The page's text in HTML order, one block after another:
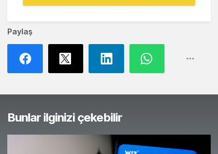
Paylaş
Bunlar ilginizi çekebilir